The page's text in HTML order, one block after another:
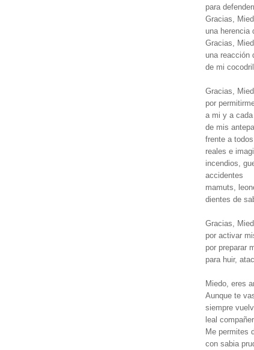
para
Gracias,
una herencia
Gracias,
una reacción
de mi
Gracias,
por
a mi y a
de mis
frente a
reales e
incendios,
accidentes
mamuts,
dientes de
Gracias,
por activar
por preparar
para huir,
Miedo, eres
Aunque te
siempre
leal
Me permites
con sabia